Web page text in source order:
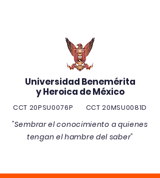
Universidad Benemérita
y Heroica de México
CCT 20PSU0076P CCT 20MSU0081D
"Sembrar el conocimiento a quienes
tengan el hambre del saber"